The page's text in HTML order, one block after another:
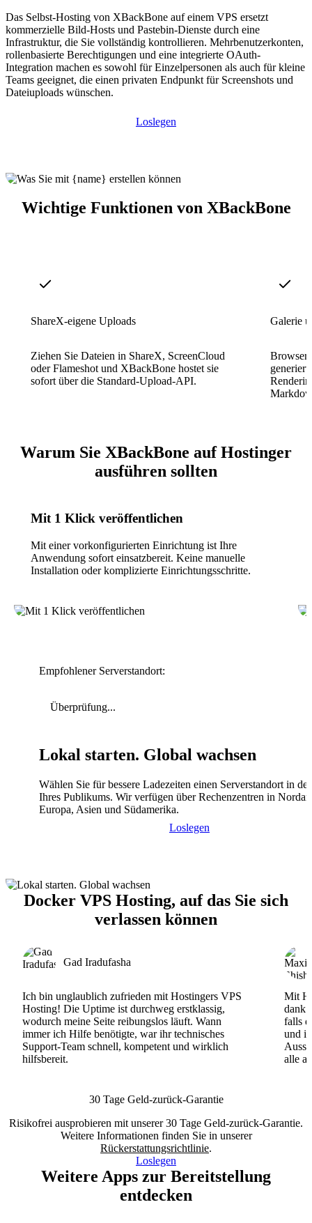
Das Selbst-Hosting von XBackBone auf einem VPS ersetzt
kommerzielle Bild-Hosts und Pastebin-Dienste durch eine
Infrastruktur, die Sie vollständig kontrollieren. Mehrbenutzerkonten,
rollenbasierte Berechtigungen und eine integrierte OAuth-
Integration machen es sowohl für Einzelpersonen als auch für kleine
Teams geeignet, die einen privaten Endpunkt für Screenshots und
Dateiuploads wünschen.
Loslegen
Wichtige Funktionen von XBackBone
ShareX-eigene Uploads
Ziehen Sie Dateien in ShareX, ScreenCloud
oder Flameshot und XBackBone hostet sie
sofort über die Standard-Upload-API.
Galerie
Warum Sie XBackBone auf Hostinger
ausführen sollten
Mit 1 Klick veröffentlichen
Mit einer vorkonfigurierten Einrichtung ist Ihre
Anwendung sofort einsatzbereit. Keine manuelle
Installation oder komplizierte Einrichtungsschritte.
Empfohlener Serverstandort:
Überprüfung...
Lokal starten. Global wachsen
Wählen Sie für bessere Ladezeiten einen Serverstandort in
Ihres Publikums. Wir verfügen über Rechenzentren in
Europa, Asien und Südamerika.
Loslegen
Docker VPS Hosting, auf das Sie sich
verlassen können
Gad Iradufasha
Ich bin unglaublich zufrieden mit Hostingers VPS
Hosting! Die Uptime ist durchweg erstklassig,
wodurch meine Seite reibungslos läuft. Wann
immer ich Hilfe benötigte, war ihr technisches
Support-Team schnell, kompetent und wirklich
hilfsbereit.
Mit
dank
falls
und
alle
30 Tage Geld-zurück-Garantie
Risikofrei ausprobieren mit unserer 30 Tage Geld-zurück-Garantie.
Weitere Informationen finden Sie in unserer
Rückerstattungsrichtlinie.
Loslegen
Weitere Apps zur Bereitstellung
entdecken